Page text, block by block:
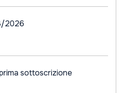
2026
sottoscrizione